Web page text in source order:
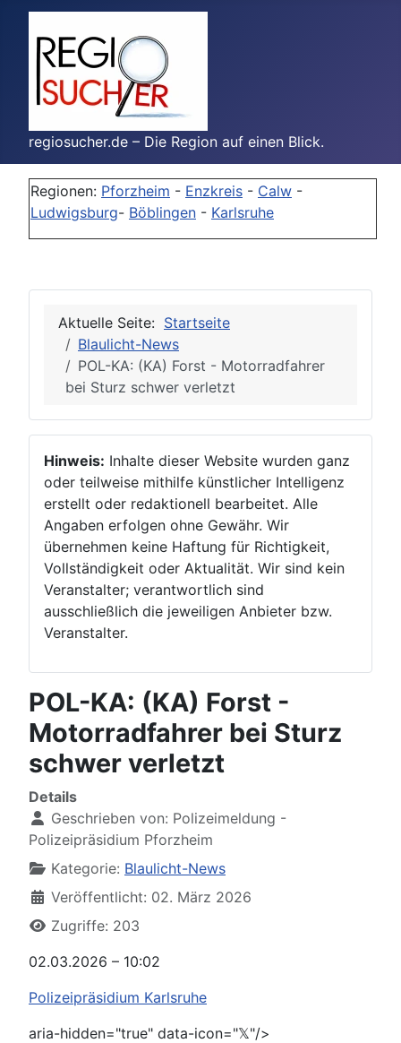
regiosucher.de – Die Region auf einen Blick.
Regionen: Pforzheim - Enzkreis - Calw -
Ludwigsburg- Böblingen - Karlsruhe
Aktuelle Seite: Startseite
Blaulicht-News
POL-KA: (KA) Forst - Motorradfahrer
bei Sturz schwer verletzt
Hinweis: Inhalte dieser Website wurden ganz
oder teilweise mithilfe künstlicher Intelligenz
erstellt oder redaktionell bearbeitet. Alle
Angaben erfolgen ohne Gewähr. Wir
übernehmen keine Haftung für Richtigkeit,
Vollständigkeit oder Aktualität. Wir sind kein
Veranstalter; verantwortlich sind
ausschließlich die jeweiligen Anbieter bzw.
Veranstalter.
POL-KA: (KA) Forst -
Motorradfahrer bei Sturz
schwer verletzt
Details
Geschrieben von: Polizeimeldung -
Polizeipräsidium Pforzheim
Kategorie: Blaulicht-News
Veröffentlicht: 02. März 2026
Zugriffe: 203
02.03.2026 – 10:02
Polizeipräsidium Karlsruhe
aria-hidden="true" data-icon="𝕏"/>